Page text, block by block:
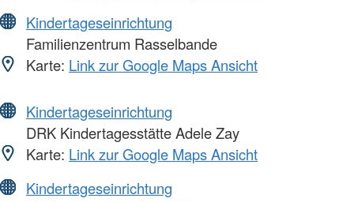
Kindertageseinrichtung
Familienzentrum Rasselbande
Karte: Link zur Google Maps Ansicht
Kindertageseinrichtung
DRK Kindertagesstätte Adele Zay
Karte: Link zur Google Maps Ansicht
Kindertageseinrichtung